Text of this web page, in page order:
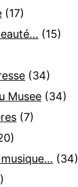
(17)
(15)
(34)
Musee (34)
(7)
(34)